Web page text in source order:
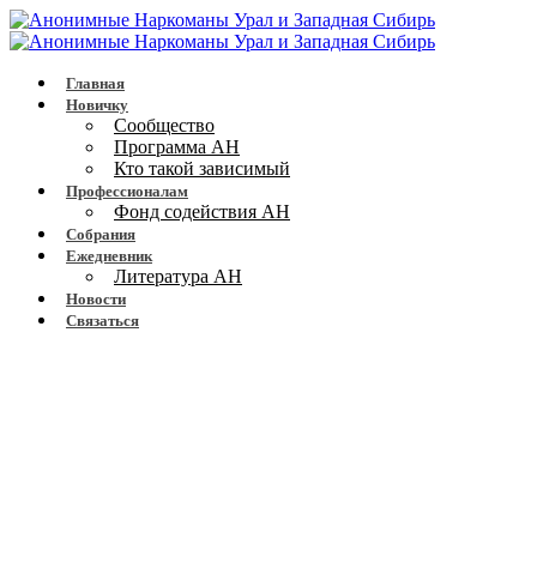
Главная
Новичку
Сообщество
Программа АН
Кто такой зависимый
Профессионалам
Фонд содействия АН
Собрания
Ежедневник
Литература АН
Новости
Связаться